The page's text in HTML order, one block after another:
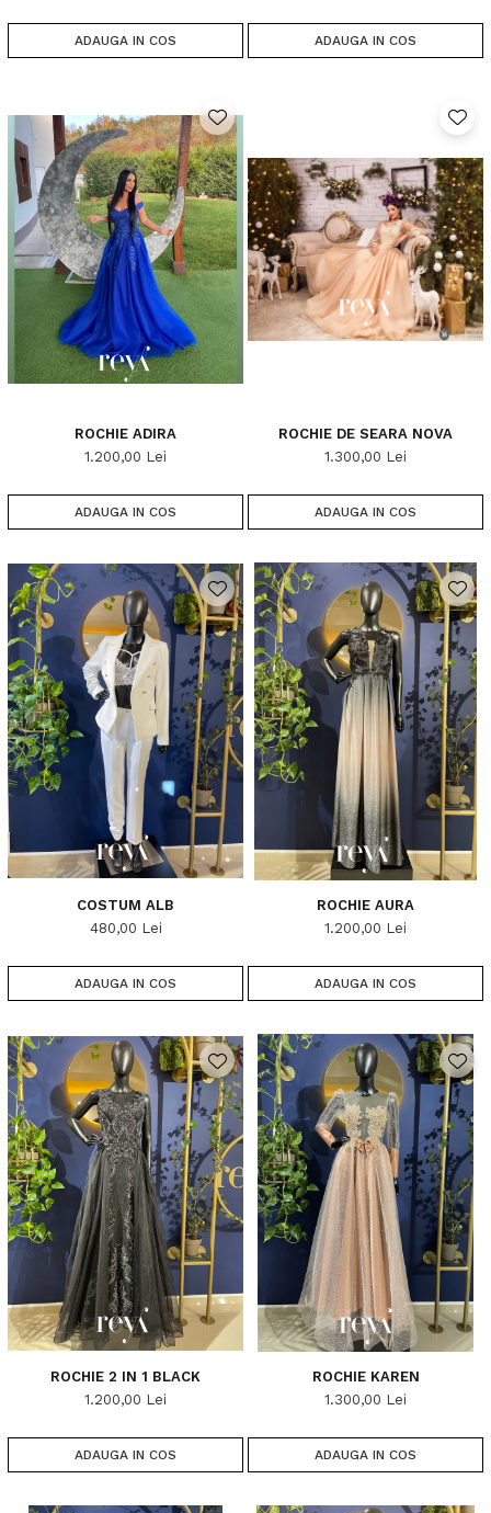
ADAUGA IN COS ADAUGA IN COS
ROCHIE ADIRA
1.200,00 Lei
ADAUGA IN COS
ROCHIE DE SEARA NOVA
1.300,00 Lei
ADAUGA IN COS
COSTUM ALB
480,00 Lei
ADAUGA IN COS
ROCHIE AURA
1.200,00 Lei
ADAUGA IN COS
ROCHIE 2 IN 1 BLACK
1.200,00 Lei
ADAUGA IN COS
ROCHIE KAREN
1.300,00 Lei
ADAUGA IN COS